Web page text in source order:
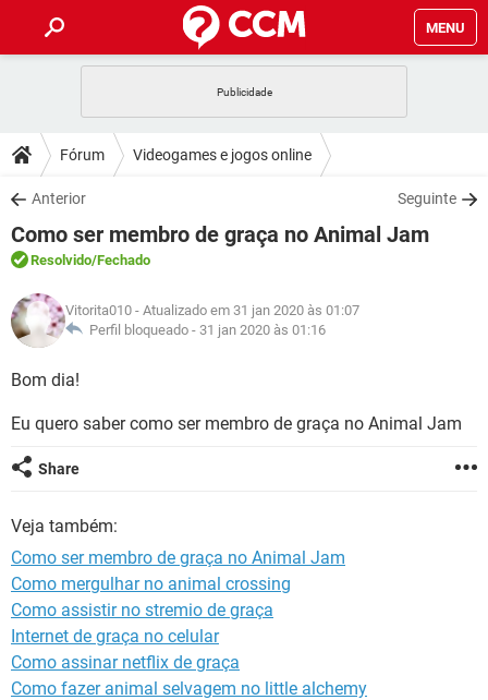
MENU
CELULAR FACEBOOK
OUTLOOK
INSTAGRAM GMAIL
GUIA DE COMPRAS
DICAS
JOGOS WHATSAPP
OUTLOOK
INSTAGRAM
GUIA DE COMPRAS
DOWNLOADS
JOGOS WHATSAPP
CELULAR
OUTLOOK EXCEL
INSTAGRAM
GUIA DE COMPRAS
FÓRUM
JOGOS
CELULAR FACEBOOK
GLOSSÁRIO
JOGOS
CELULAR
OUTLOOK EXCEL
INSTAGRAM
Fórum Videogames e jogos online
Anterior Seguinte
Como ser membro de graça no Animal Jam
Resolvido/Fechado
Vitorita010 - Atualizado em 31 jan 2020 às 01:07
Perfil bloqueado - 31 jan 2020 às 01:16
Bom dia!
Eu quero saber como ser membro de graça no Animal Jam
Share
Veja também:
Como ser membro de graça no Animal Jam
Como mergulhar no animal crossing
Como assistir no stremio de graça
Internet de graça no celular
Como assinar netflix de graça
Como fazer animal selvagem no little alchemy